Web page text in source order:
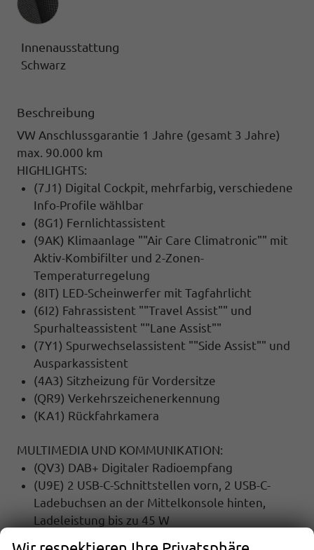
Innenausstattung
Schwarz
Beschreibung
VW Anschlussgarantie 1 Jahre (gesamt 3 Jahre)
max. 90.000 km
HIGHLIGHTS:
(7J1) Digital Cockpit, mehrfarbig, verschiedene
Info-Profile wählbar
(8G1) Fernlichtassistent
(9AK) Klimaanlage ""Air Care Climatronic"" mit
Aktiv-Kombifilter und 2-Zonen-
Temperaturregelung
(8IT) LED-Scheinwerfer mit Tagfahrlicht
(6I2) Fahrassistent ""Travel Assist"" und
Spurhalteassistent ""Lane Assist""
(7Y1) Spurwechselassistent ""Side Assist"" und
Ausparkassistent
(4A3) Sitzheizung für Vordersitze
(QR9) Verkehrszeichenerkennung
(KA1) Rückfahrkamera
MULTIMEDIA UND KOMMUNIKATION:
(QV3) DAB+ Digitaler Radioempfang
(U9E) 2 USB-C-Schnittstellen vorn, 2 USB-C-
Ladebuchsen an der Mittelkonsole hinten,
Ladeleistung bis zu 45 W